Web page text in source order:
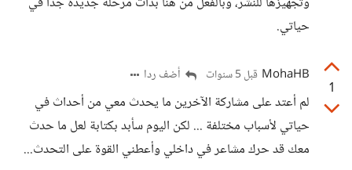
حياتي.
1
MohaHB قبل 5 سنوات أضف ردا
لم أعتد على مشاركة الآخرين ما يحدث معي من أحداث في
حياتي لأسباب مختلفة ... لكن اليوم سأبد بكتابة لعل ما حدث
معك قد حرك مشاعر في داخلي وأعطني القوة على التحدث...